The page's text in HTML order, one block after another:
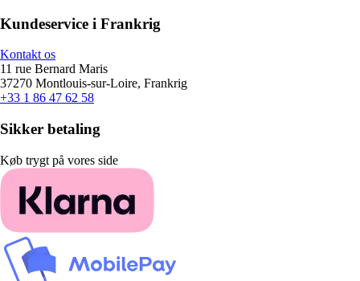
Kundeservice i Frankrig
Kontakt os
11 rue Bernard Maris
37270 Montlouis-sur-Loire, Frankrig
+33 1 86 47 62 58
Sikker betaling
Køb trygt på vores side